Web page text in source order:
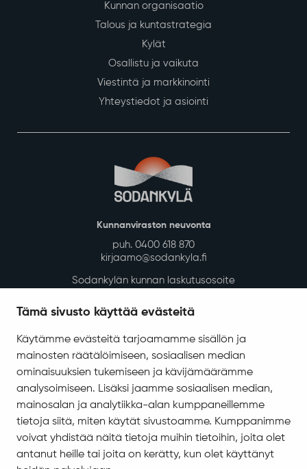
Tämä sivusto käyttää evästeitä
Käytämme evästeitä tarjoamamme sisällön ja
mainosten räätälöimiseen, sosiaalisen median
ominaisuuksien tukemiseen ja kävijämäärämme
analysoimiseen. Lisäksi jaamme sosiaalisen median,
mainosalan ja analytiikka-alan kumppaneillemme
tietoja siitä, miten käytät sivustoamme. Kumppanimme
voivat yhdistää näitä tietoja muihin tietoihin, joita olet
antanut heille tai joita on kerätty, kun olet käyttänyt
Kunnan organisaatio
Talous ja kuntastrategia
Kylät
Osallistu ja vaikuta
Viestintä ja markkinointi
Yhteystiedot ja asiointi
Kunnanviraston neuvonta
puh. 0400 618 870
kirjaamo@sodankyla.fi
Sodankylän kunnan laskutusosoite
Asiakirjajulkisuuskuvaus
Evästeiden hallinta
Yhteystiedot
Jäämerentie 1, 99601 Sodankylä
Kaikki yhteystiedot
Henkilökunnan intranet